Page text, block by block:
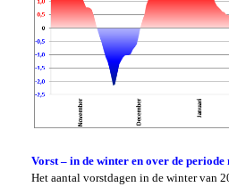
Vorst – in de winter en over de
Het aantal vorstdagen in de winter van